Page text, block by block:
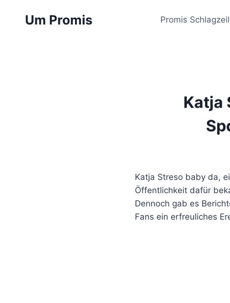
Um Promis Promis
Katja
Katja Streso baby da,
Öffentlichkeit dafür
Dennoch gab es
Fans ein erfreuliches